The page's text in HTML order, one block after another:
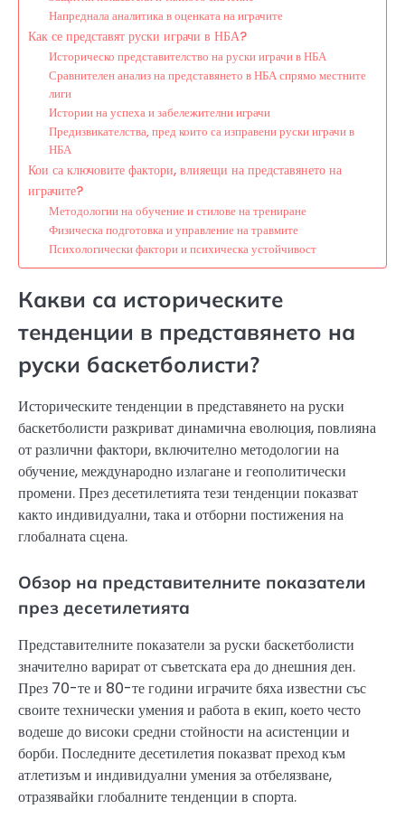
Напреднала аналитика в оценката на играчите
Как се представят руски играчи в НБА?
Историческо представителство на руски играчи в НБА
Сравнителен анализ на представянето в НБА спрямо местните
лиги
Истории на успеха и забележителни играчи
Предизвикателства, пред които са изправени руски играчи в
НБА
Кои са ключовите фактори, влияещи на представянето на
играчите?
Методологии на обучение и стилове на трениране
Физическа подготовка и управление на травмите
Психологически фактори и психическа устойчивост
Какви са историческите
тенденции в представянето на
руски баскетболисти?
Историческите тенденции в представянето на руски
баскетболисти разкриват динамична еволюция, повлияна
от различни фактори, включително методологии на
обучение, международно излагане и геополитически
промени. През десетилетията тези тенденции показват
както индивидуални, така и отборни постижения на
глобалната сцена.
Обзор на представителните показатели
през десетилетията
Представителните показатели за руски баскетболисти
значително варират от съветската ера до днешния ден.
През 70-те и 80-те години играчите бяха известни със
своите технически умения и работа в екип, което често
водеше до високи средни стойности на асистенции и
борби. Последните десетилетия показват преход към
атлетизъм и индивидуални умения за отбелязване,
отразявайки глобалните тенденции в спорта.